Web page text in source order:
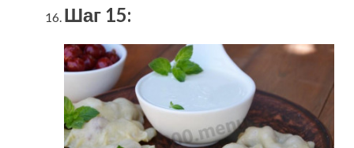
Шаг 15: